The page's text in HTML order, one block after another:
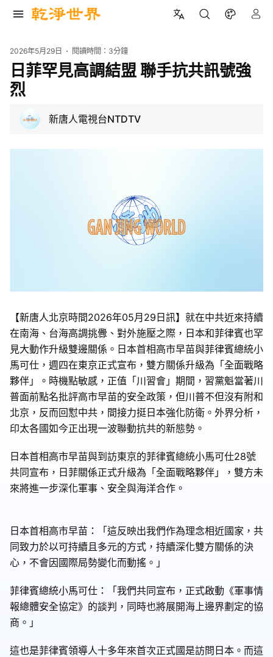
2026年5月29日 閱讀時間： 3分鐘
日菲罕見高調結盟 聯手抗共訊號強
烈
新唐人電視台NTDTV
【新唐人北京時間2026年05月29日訊】就在中共近來持續
在南海、台海高調挑釁、對外施壓之際，日本和菲律賓也罕
見大動作升級雙邊關係。日本首相高市早苗與菲律賓總統小
馬可仕，週四在東京正式宣布，雙方關係升級為「全面戰略
夥伴」。時機點敏感，正值「川習會」期間，習黨魁當著川
普面前點名批評高市早苗的安全政策，但川普不但沒有附和
北京，反而回懟中共，間接力挺日本強化防衛。外界分析，
印太各國如今正出現一波聯動抗共的新態勢。
日本首相高市早苗與到訪東京的菲律賓總統小馬可仕28號
共同宣布，日菲關係正式升級為「全面戰略夥伴」，雙方未
來將進一步深化軍事、安全與海洋合作。
日本首相高市早苗：「這反映出我們作為理念相近國家，共
同致力於以可持續且多元的方式，持續深化雙方關係的決
心，不會因國際局勢變化而動搖。」
菲律賓總統小馬可仕：「我們共同宣布，正式啟動《軍事情
報總體安全協定》的談判，同時也將展開海上邊界劃定的協
商。」
這也是菲律賓領導人十多年來首次正式國是訪問日本。而這